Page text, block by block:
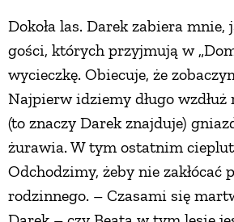
Dokoła las. Darek zabiera
gości, których przyjmują w
wycieczkę. Obiecuje, że
Najpierw idziemy długo
(to znaczy Darek znajduje)
żurawia. W tym ostatnim
Odchodzimy, żeby nie zakłócać
rodzinnego. – Czasami się